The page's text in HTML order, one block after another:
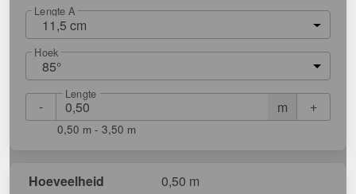
Lengte A
11,5 cm
Hoek
85°
- m
Lengte
+
0,50 m - 3,50 m
Hoeveelheid
0,50 m